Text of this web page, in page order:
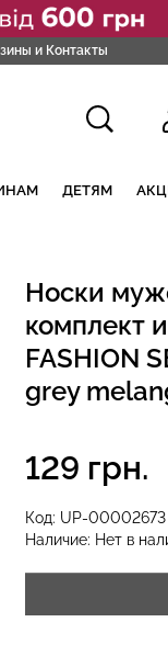
и Контакты
ДЕТЯМ
Носки
комплект
FASHION
grey
Код: UP-00002673
Наличие: Нет в
129 грн.
с